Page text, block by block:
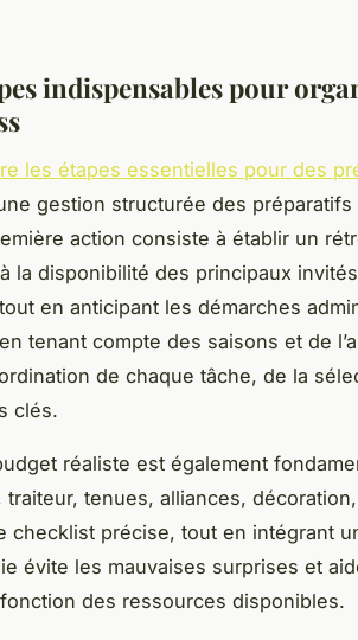
indispensables pour
les étapes essentielles pour des
gestion structurée des préparatifs
action consiste à établir un
la disponibilité des principaux
en anticipant les démarches
tenant compte des saisons et de
de chaque tâche, de la
clés.
réaliste est également
tenues, alliances,
checklist précise, tout en intégrant
évite les mauvaises surprises et
des ressources disponibles.